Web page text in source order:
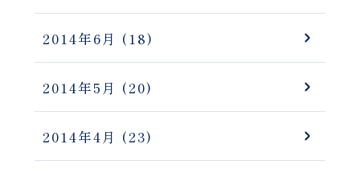
2014年6月 (18)
2014年5月 (20)
2014年4月 (23)